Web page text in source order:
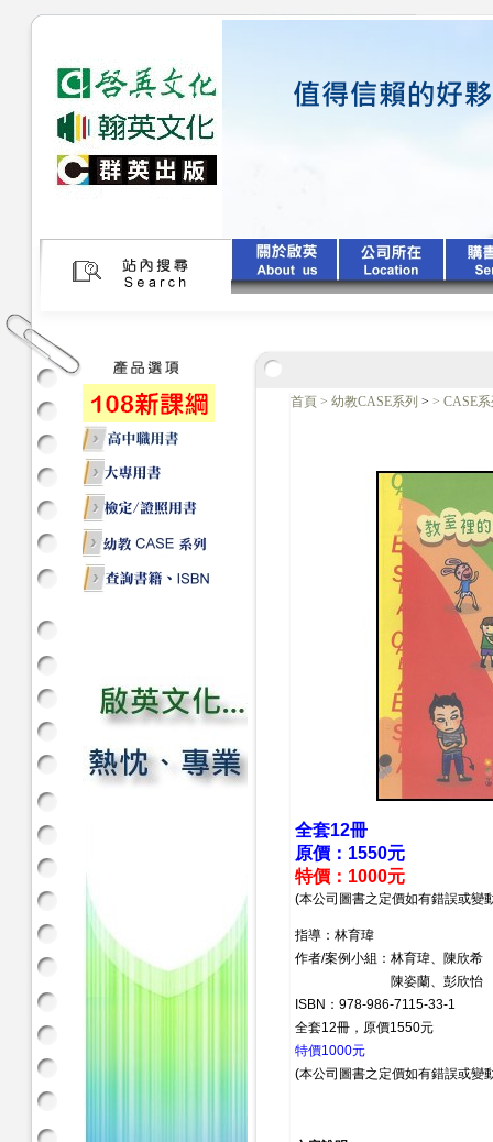
首頁 > 幼教CASE系列 > > CASE
全套12冊
原價：1550元
特價：1000元
(本公司圖書之定價如有錯誤或變
指導：林育瑋
作者/案例小組：林育瑋、陳欣希
陳姿蘭、彭欣怡
ISBN：978-986-7115-33-1
全套12冊，原價1550元
特價1000元
(本公司圖書之定價如有錯誤或